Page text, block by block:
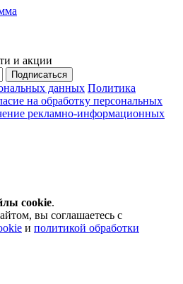
и акции
Подписаться
данных Политика
на обработку персональных
рекламно-информационных
cookie.
вы соглашаетесь с
и политикой обработки